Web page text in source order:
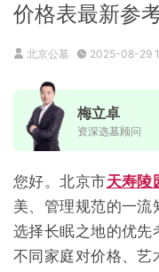
价格表最新参
北京公墓 2025-08-29
梅立卓
资深选墓顾问
您好。北京市天寿陵
美、管理规范的一
选择长眠之地的优先
不同家庭对价格、艺